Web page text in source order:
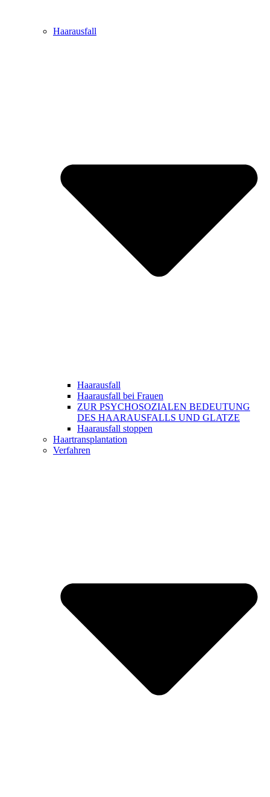
Haarausfall
Haarausfall
Haarausfall bei Frauen
ZUR PSYCHOSOZIALEN BEDEUTUNG
DES HAARAUSFALLS UND GLATZE
Haarausfall stoppen
Haartransplantation
Verfahren